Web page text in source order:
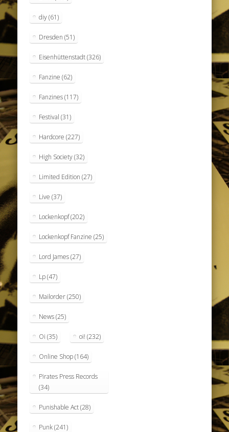
diy(61)
Dresden (51)
Eisenhüttenstadt(326)
Fanzine (62)
Fanzines(117)
Festival (31)
Hardcore (227)
High Society(32)
Limited Edition (27)
Live (37)
Lockenkopf(202)
Lockenkopf Fanzine (25)
Lord James(27)
Lp(47)
Mailorder(250)
News(25)
Oi (35) oi! (232)
Online Shop(164)
Pirates Press Records
(34)
Punishable Act(28)
Punk(241)